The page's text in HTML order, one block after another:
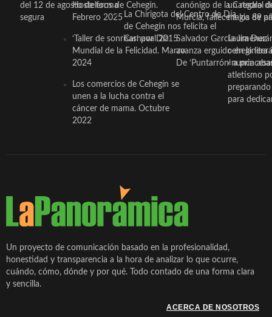
del 12 de agosto de forma
segura
Hosteleros de Cehegín.
Febrero 2025
‘Taller de sonrisas’ por Día
Mundial de la Felicidad. Marzo
2024
Los comercios de Cehegín se
unen a la lucha contra el
cáncer de mama. Octubre
2022
La Chirigota del Centro de Día
de Cehegín nos felicita el
Carnaval 2015
canónigo de la Catedral
Murcia, fallece a los 89
Salvador García Jiménez
avanza erguido en la
De ‘Puntarrón’ a
un regalo
magia de
Laura
ceheginera
«nunca
atletismo
para
Un proyecto de comunicación basado en la profesionalidad,
honestidad y transparencia a la hora de analizar lo que ocurre,
cuándo, cómo, dónde y por qué. Todo contado de una forma clara
y sencilla.
ACERCA DE NOSOTROS